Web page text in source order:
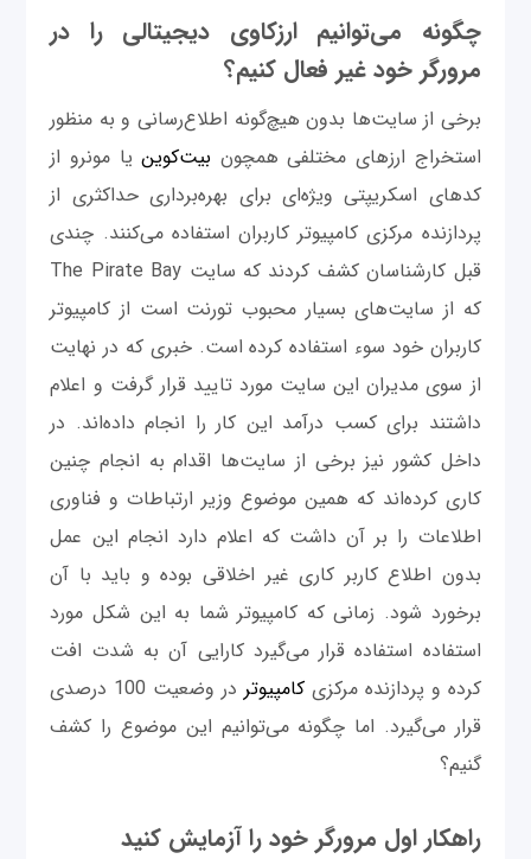
چگونه می‌توانیم ارزکاوی دیجیتالی را در
مرورگر خود غیر فعال کنیم؟
برخی از سایت‌ها بدون هیچ‌گونه اطلاع‌رسانی و به منظور
استخراج ارزهای مختلفی همچون بیت‌کوین یا مونرو از
کدهای اسکریپتی ویژه‌ای برای بهره‌برداری حداکثری از
پردازنده مرکزی کامپیوتر کاربران استفاده می‌کنند. چندی
قبل کارشناسان کشف کردند که سایت The Pirate Bay
که از سایت‌های بسیار محبوب تورنت است از کامپیوتر
کاربران خود سوء استفاده کرده است. خبری که در نهایت
از سوی مدیران این سایت مورد تایید قرار گرفت و اعلام
داشتند برای کسب درآمد این کار را انجام داده‌اند. در
داخل کشور نیز برخی از سایت‌ها اقدام به انجام چنین
کاری کرده‌اند که همین موضوع وزیر ارتباطات و فناوری
اطلاعات را بر آن داشت که اعلام دارد انجام این عمل
بدون اطلاع کاربر کاری غیر اخلاقی بوده و باید با آن
برخورد شود. زمانی که کامپیوتر شما به این شکل مورد
استفاده استفاده قرار می‌گیرد کارایی آن به شدت افت
کرده و پردازنده مرکزی کامپیوتر
در وضعیت 100 درصدی
قرار می‌گیرد. اما چگونه می‌توانیم این موضوع را کشف
گنیم؟
راهکار اول مرورگر خود را آزمایش کنید